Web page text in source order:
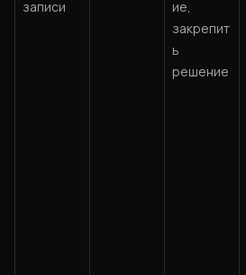
записи
ие,
закрепит
ь
решение